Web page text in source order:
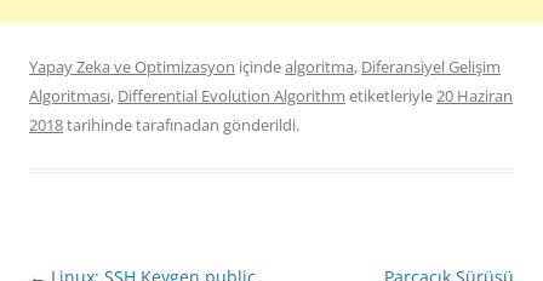
Yapay Zeka ve Optimizasyon içindealgoritma, Diferansiyel Gelişim
Algoritması, Differential Evolution Algorithm etiketleriyle20 Haziran
2018tarihindetarafınadan gönderildi.